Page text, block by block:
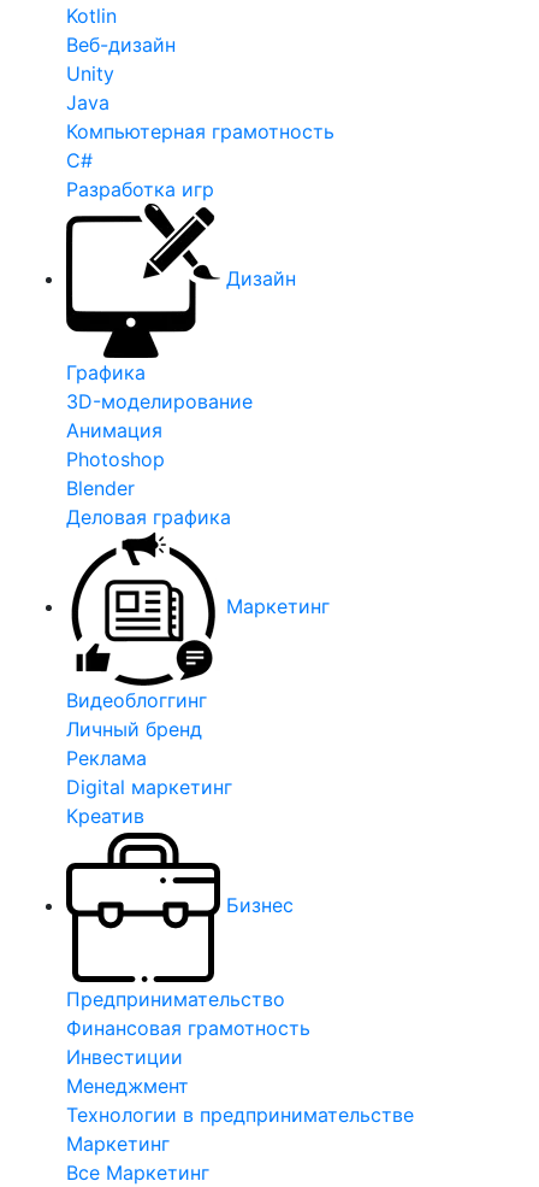
Kotlin
Веб-дизайн
Unity
Java
Компьютерная грамотность
C#
Разработка игр
Дизайн
Графика
3D-моделирование
Анимация
Photoshop
Blender
Деловая графика
Маркетинг
Видеоблоггинг
Личный бренд
Реклама
Digital маркетинг
Креатив
Бизнес
Предпринимательство
Финансовая грамотность
Инвестиции
Менеджмент
Технологии в предпринимательстве
Маркетинг
Все Маркетинг